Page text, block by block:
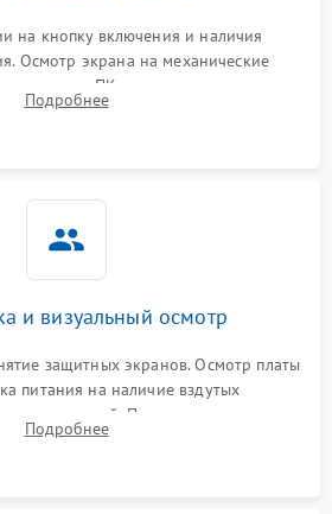
1000 ₽
1000 ₽ Подробнее →
1000 ₽
на кнопку включения и наличия
Осмотр экрана на механические
к ПК для оценки вывода
и выявления артефактов на
Подробнее
и визуальный осмотр
защитных экранов. Осмотр платы
питания на наличие вздутых
окислений. Проверка надежности
шлейфов матрицы.
Подробнее